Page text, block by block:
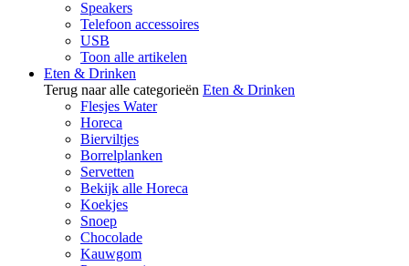
Speakers
Telefoon accessoires
USB
Toon alle artikelen
Eten & Drinken
Terug naar alle categorieën Eten & Drinken
Flesjes Water
Horeca
Bierviltjes
Borrelplanken
Servetten
Bekijk alle Horeca
Koekjes
Snoep
Chocolade
Kauwgom